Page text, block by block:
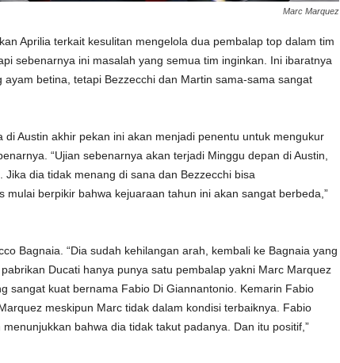
Marc Marquez
Aprilia terkait kesulitan mengelola dua pembalap top dalam tim
sebenarnya ini masalah yang semua tim inginkan. Ini ibaratnya
betina, tetapi Bezzecchi dan Martin sama-sama sangat
di Austin akhir pekan ini akan menjadi penentu untuk mengukur
“Ujian sebenarnya akan terjadi Minggu depan di Austin,
dia tidak menang di sana dan Bezzecchi bisa
mulai berpikir bahwa kejuaraan tahun ini akan sangat berbeda,”
Bagnaia. “Dia sudah kehilangan arah, kembali ke Bagnaia yang
Ducati hanya punya satu pembalap yakni Marc Marquez
sangat kuat bernama Fabio Di Giannantonio. Kemarin Fabio
meskipun Marc tidak dalam kondisi terbaiknya. Fabio
bahwa dia tidak takut padanya. Dan itu positif,”